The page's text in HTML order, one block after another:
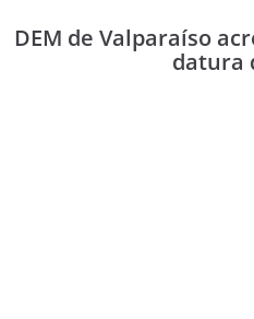
DEM de Valparaíso
datura